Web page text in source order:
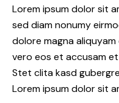
Lorem ipsum dolor sit
sed diam nonumy
dolore magna
vero eos et accusam
Stet clita kasd
Lorem ipsum dolor sit